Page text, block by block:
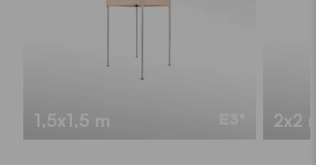
1,5x1,5 m 2x2